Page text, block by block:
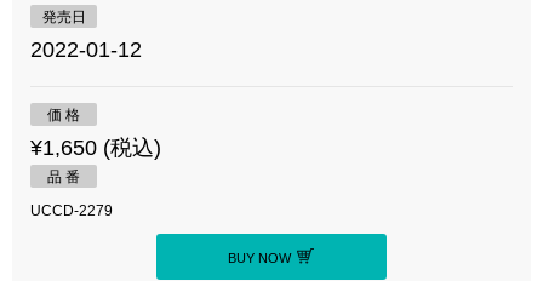
発売日
2022-01-12
価 格
¥1,650 (税込)
品 番
UCCD-2279
BUY NOW